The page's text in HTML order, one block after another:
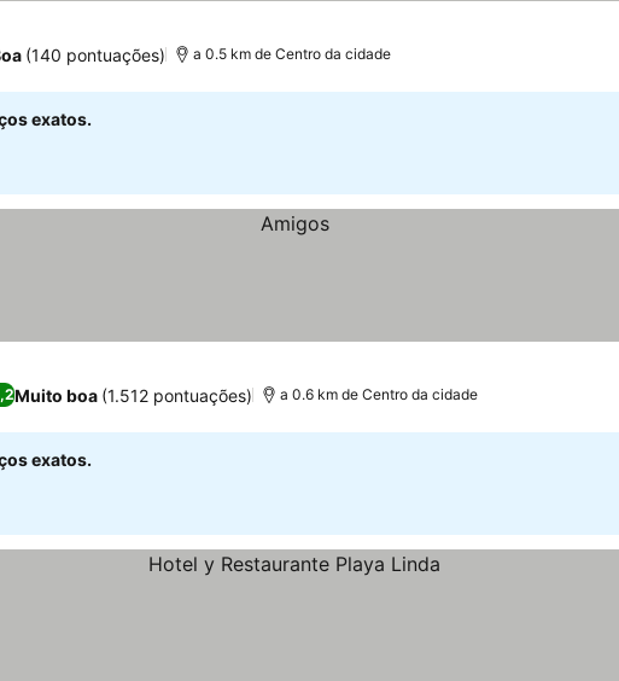
(140 pontuações) a 0.5 km de Centro da cidade
exatos.
Muito boa (1.512 pontuações) a 0.6 km de Centro da cidade
exatos.